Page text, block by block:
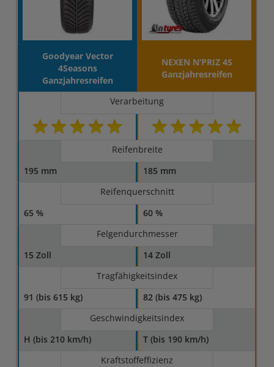
Goodyear Vector
4Seasons
Ganzjahresreifen
NEXEN N’PRIZ 4S
Ganzjahresreifen
Verarbeitung
Reifenbreite
195 mm
185 mm
Reifenquerschnitt
65 %
60 %
Felgendurchmesser
15 Zoll
14 Zoll
Tragfähigkeitsindex
91 (bis 615 kg)
82 (bis 475 kg)
Geschwindigkeitsindex
H (bis 210 km/h)
T (bis 190 km/h)
Kraftstoffeffizienz